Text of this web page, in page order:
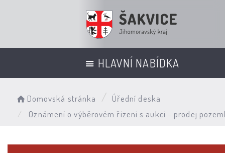
HLAVNÍ NABÍDKA
Domovská stránka
Úřední deska
Oznámení o výběrovém řízení s aukcí - prodej